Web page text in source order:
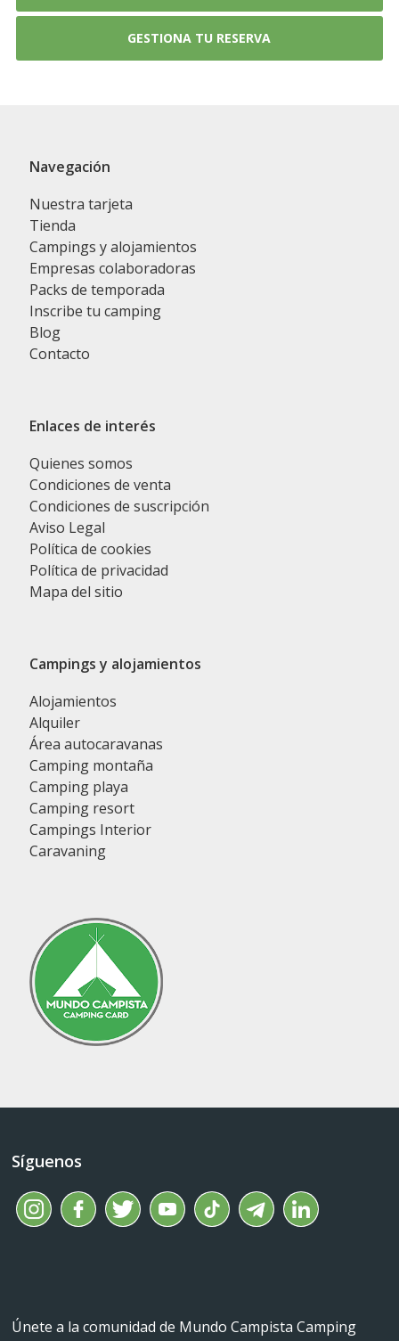
GESTIONA TU RESERVA
Navegación
Nuestra tarjeta
Tienda
Campings y alojamientos
Empresas colaboradoras
Packs de temporada
Inscribe tu camping
Blog
Contacto
Enlaces de interés
Quienes somos
Condiciones de venta
Condiciones de suscripción
Aviso Legal
Política de cookies
Política de privacidad
Mapa del sitio
Campings y alojamientos
Alojamientos
Alquiler
Área autocaravanas
Camping montaña
Camping playa
Camping resort
Campings Interior
Caravaning
Síguenos
Únete a la comunidad de Mundo Campista Camping